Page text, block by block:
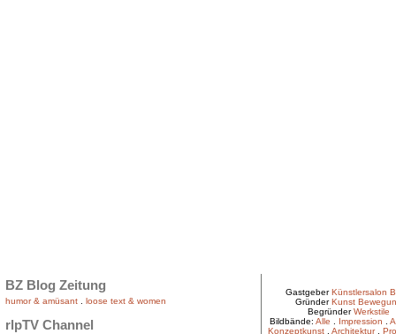
BZ Blog Zeitung
humor & amüsant loose text & women
rlpTV Channel
GastgeberKünstlersalon
GründerKunst
BegründerWerkstile
Bildbände: Alle Impression
Konzeptkunst. Architektur.